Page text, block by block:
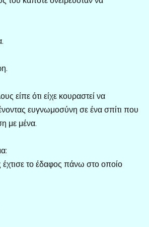
είπε ότι είχε κουραστεί να
ευγνωμοσύνη σε ένα σπίτι που
με μένα.
το έδαφος πάνω στο οποίο